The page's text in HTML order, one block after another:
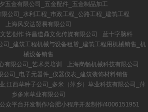
五金有限公司_五金配件_五金制品加工
公司_水利工程_市政工程_公路工程_建筑工程
上海风安达贸易有限公司
艺创作 许昌道鼎文化传媒有限公司
蓝十字脑科
司_建筑工程机械与设备租赁_建筑工程用机械销售_机
械设备销售
有限公司_艺术类培训
上海岗畅机械科技有限公司
公司_电子元器件_仪器仪表_建筑装饰材料销售
,江西草种子公司_多米（萍乡）草业科技有限公司_萍
乡多米草业有限公司
众平台开发制作/合肥小程序开发制作/4006151951